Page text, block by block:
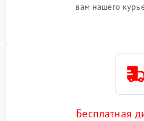
вам нашего
Бесплатная